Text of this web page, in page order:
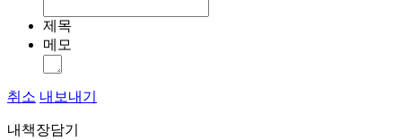
제목
메모
취소 내보내기
내책장담기